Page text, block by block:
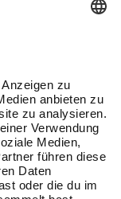
da, mit
die
der Sonne zu
bzw.
auf
Kaufberater
Auflagen für